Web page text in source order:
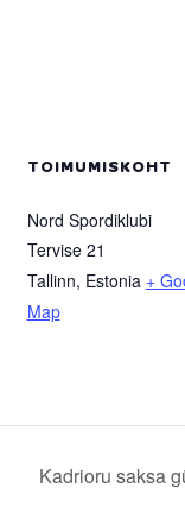
TOIMUMISKOHT
Nord Spordiklubi
Tervise 21
Tallinn, Estonia +
Map
Kadrioru saksa